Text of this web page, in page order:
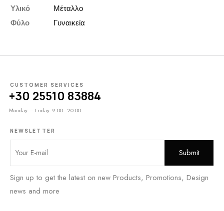
Υλικό
Μέταλλο
Φύλο
Γυναικεία
CUSTOMER SERVICES
+30 25510 83884
Monday – Friday: 9:00 - 20:00
NEWSLETTER
Sign up to get the latest on new Products, Promotions, Design
news and more